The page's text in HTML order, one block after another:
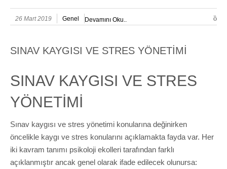
26 Mart 2019 Genel Devamını Oku..
SINAV KAYGISI VE STRES YÖNETİMİ
SINAV KAYGISI VE STRES
YÖNETİMİ
Sınav kaygısı ve stres yönetimi konularına değinirken
öncelikle kaygı ve stres konularını açıklamakta fayda var. Her
iki kavram tanımı psikoloji ekolleri tarafından farklı
açıklanmıştır ancak genel olarak ifade edilecek olunursa: